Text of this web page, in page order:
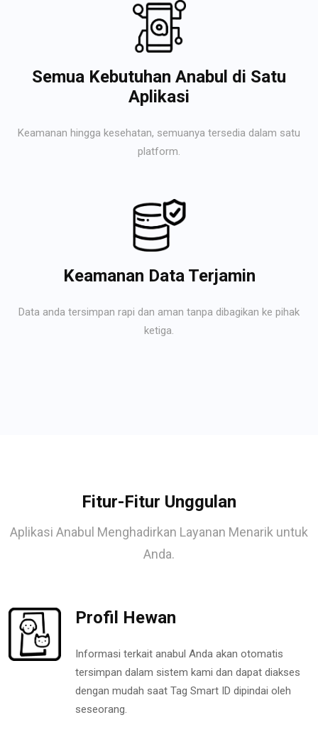
Semua Kebutuhan Anabul di Satu
Aplikasi
Keamanan hingga kesehatan, semuanya tersedia dalam satu
platform.
Keamanan Data Terjamin
Data anda tersimpan rapi dan aman tanpa dibagikan ke pihak
ketiga.
Fitur-Fitur Unggulan
Aplikasi Anabul Menghadirkan Layanan Menarik untuk
Anda.
Profil Hewan
Informasi terkait anabul Anda akan otomatis
tersimpan dalam sistem kami dan dapat diakses
dengan mudah saat Tag Smart ID dipindai oleh
seseorang.